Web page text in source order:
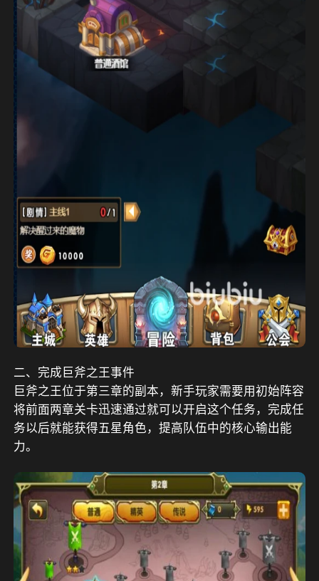
二、完成巨斧之王事件
巨斧之王位于第三章的副本，新手玩家需要用初始阵容
将前面两章关卡迅速通过就可以开启这个任务，完成任
务以后就能获得五星角色，提高队伍中的核心输出能
力。